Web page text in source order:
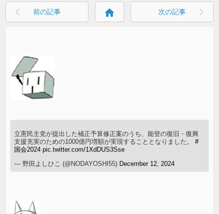
前の記事 home 次の記事
立憲民主党が提出した補正予算修正案のうち、能登の復旧・復興
支援充実のための1000億円増額が実現することとなりました。#
国会2024 pic.twitter.com/1XdDUS3Sse
— 野田よしひこ (@NODAYOSHI55) December 12, 2024